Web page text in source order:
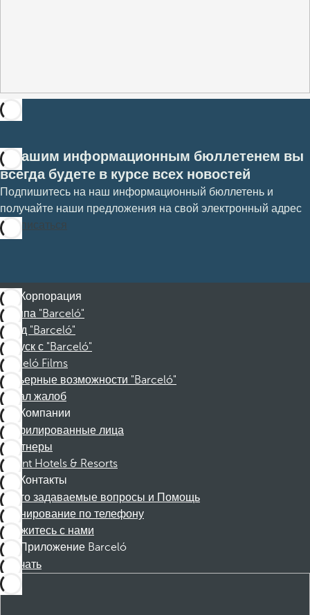
С нашим информационным бюллетенем вы
всегда будете в курсе всех новостей
Подпишитесь на наш информационный бюллетень и
получайте наши предложения на свой электронный адрес
Подписаться
Корпорация
Группа "Barceló"
Фонд "Barceló"
Отпуск с "Barceló"
Barceló Films
Карьерные возможности "Barceló"
Канал жалоб
Компании
Аффилированные лица
Партнеры
Dorint Hotels & Resorts
Контакты
Часто задаваемые вопросы и Помощь
Бронирование по телефону
Свяжитесь с нами
Приложение Barceló
Скачать